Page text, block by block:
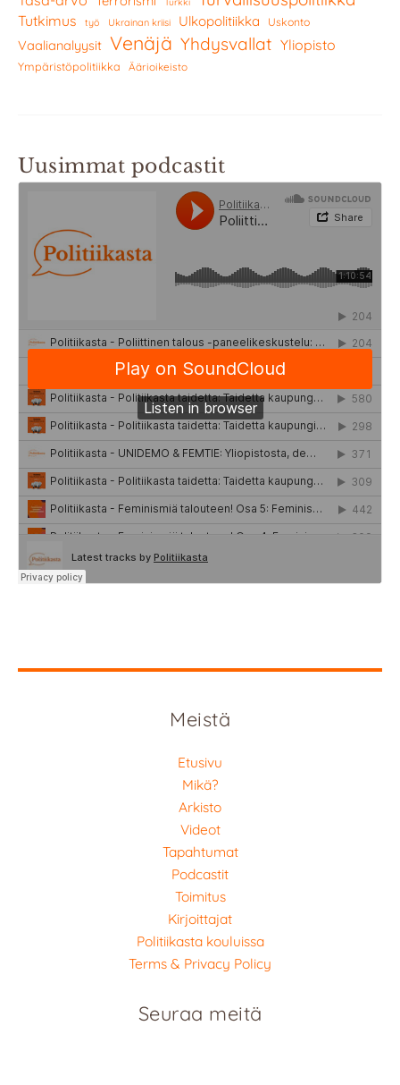
Turkki
Tutkimus työ Ukrainan kriisi Ulkopolitiikka Uskonto
Vaalianalyysit Venäjä Yhdysvallat Yliopisto
Ympäristöpolitiikka Äärioikeisto
Uusimmat podcastit
Meistä
Etusivu
Mikä?
Arkisto
Videot
Tapahtumat
Podcastit
Toimitus
Kirjoittajat
Politiikasta kouluissa
Terms & Privacy Policy
Seuraa meitä